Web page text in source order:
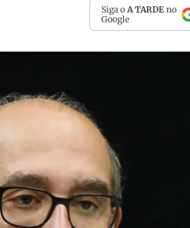
Siga o A TARDE no
Google